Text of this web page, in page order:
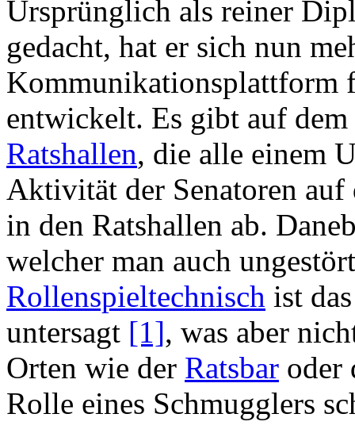
Ursprünglich als reiner
gedacht, hat er sich nun
Kommunikationsplattform
entwickelt. Es gibt auf dem
Ratshallen, die alle einem
Aktivität der Senatoren
in den Ratshallen ab.
welcher man auch
Rollenspieltechnisch ist
untersagt [1], was aber
Orten wie der Ratsbar oder
Rolle eines Schmugglers